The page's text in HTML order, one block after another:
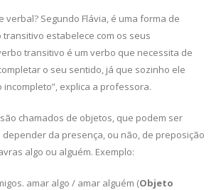
verbal? Segundo Flávia, é uma forma de
transitivo estabelece com os seus
transitivo é um verbo que necessita de
o seu sentido, já que sozinho ele
explica a professora.
chamados de objetos, que podem ser
da presença, ou não, de preposição
algo ou alguém. Exemplo:
amar algo / amar alguém (Objeto